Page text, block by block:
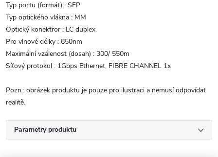
Typ portu (formát) : SFP
Typ optického vlákna : MM
Optický konektror : LC duplex
Pro vlnové délky : 850nm
Maximální vzálenost (dosah) : 300/ 550m
Síťový protokol : 1Gbps Ethernet, FIBRE CHANNEL 1x
Pozn.: obrázek produktu je pouze pro ilustraci a nemusí odpovídat
realitě.
Parametry produktu